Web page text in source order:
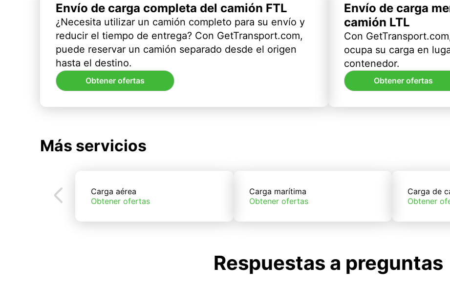
Envío de carga completa del camión FTL
¿Necesita utilizar un camión completo para su envío y
reducir el tiempo de entrega? Con GetTransport.com,
puede reservar un camión separado desde el origen
hasta el destino.
Obtener ofertas
Envío de carga
camión LTL
Con
ocupa su carga en
contenedor.
Obtener ofertas
Más servicios
Carga aérea
Obtener ofertas
Carga marítima
Obtener ofertas
Carga de
Obtener
Respuestas a preguntas